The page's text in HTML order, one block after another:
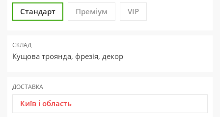
Стандарт Преміум VIP
СКЛАД
Кущова троянда, фрезія, декор
ДОСТАВКА
Київ і область